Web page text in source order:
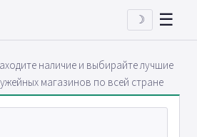
☽ ☰
наличие и выбирайте лучшие
магазинов по всей стране